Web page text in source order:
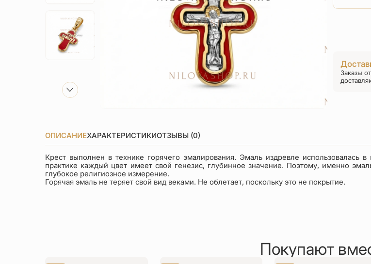
Заказы
ОПИСАНИЕХАРАКТЕРИСТИКИОТЗЫВЫ (0)
Крест выполнен в технике горячего эмалирования. Эмаль издревле использовалась
практике каждый цвет имеет свой генезис, глубинное значение. Поэтому, именно
глубокое религиозное измерение.
Горячая эмаль не теряет свой вид веками. Не облетает, поскольку это не покрытие.
Покупают